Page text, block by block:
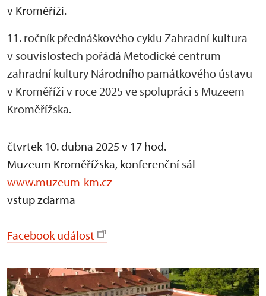
v Kroměříži.
11. ročník přednáškového cyklu Zahradní kultura
v souvislostech pořádá Metodické centrum
zahradní kultury Národního památkového ústavu
v Kroměříži v roce 2025 ve spolupráci s Muzeem
Kroměřížska.
čtvrtek 10. dubna 2025 v 17 hod.
Muzeum Kroměřížska, konferenční sál
www.muzeum-km.cz
vstup zdarma
Facebook událost